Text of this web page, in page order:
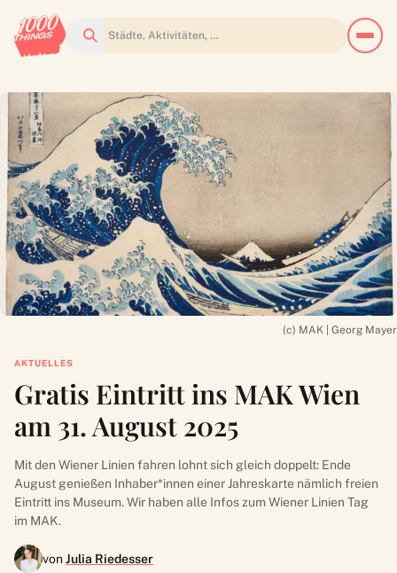
Suchen
(c) MAK | Georg Mayer
AKTUELLES
Gratis Eintritt ins MAK Wien
am 31. August 2025
Mit den Wiener Linien fahren lohnt sich gleich doppelt: Ende
August genießen Inhaber*innen einer Jahreskarte nämlich freien
Eintritt ins Museum. Wir haben alle Infos zum Wiener Linien Tag
im MAK.
vonJulia Riedesser